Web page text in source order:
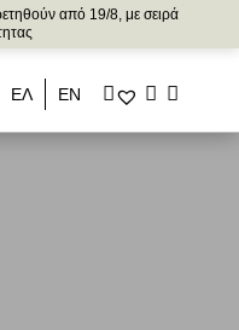
από 19/8, με σειρά
ΕΛ ΕΝ